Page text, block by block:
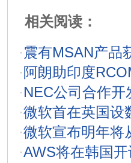
相关阅读：
·震有MSAN产品
· 阿朗助印度
·NEC公司合作
·微软首在英国设
·微软宣布明年将
·AWS将在韩国